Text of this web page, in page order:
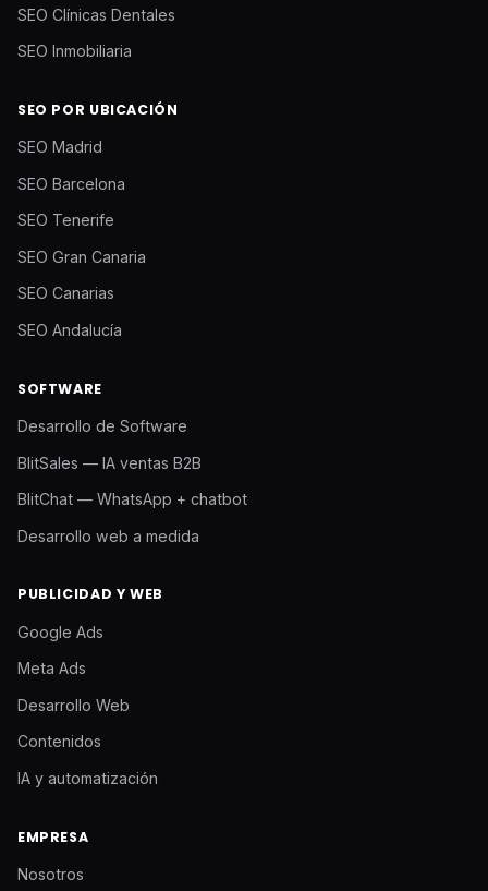
SEO Clínicas Dentales
SEO Inmobiliaria
SEO POR UBICACIÓN
SEO Madrid
SEO Barcelona
SEO Tenerife
SEO Gran Canaria
SEO Canarias
SEO Andalucía
SOFTWARE
Desarrollo de Software
BlitSales — IA ventas B2B
BlitChat — WhatsApp + chatbot
Desarrollo web a medida
PUBLICIDAD Y WEB
Google Ads
Meta Ads
Desarrollo Web
Contenidos
IA y automatización
EMPRESA
Nosotros